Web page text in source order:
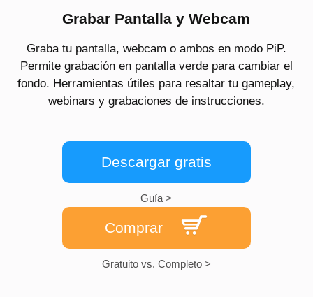
Grabar Pantalla y Webcam
Graba tu pantalla, webcam o ambos en modo PiP.
Permite grabación en pantalla verde para cambiar el
fondo. Herramientas útiles para resaltar tu gameplay,
webinars y grabaciones de instrucciones.
Descargar gratis
Guía >
Comprar
Gratuito vs. Completo >